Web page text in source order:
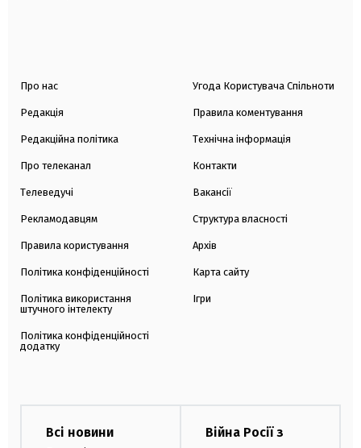
Про нас
Редакція
Редакційна політика
Про телеканал
Телеведучі
Рекламодавцям
Правила користування
Політика конфіденційності
Політика використання
штучного інтелекту
Політика конфіденційності
додатку
Угода Користувача Спільноти
Правила коментування
Технічна інформація
Контакти
Вакансії
Структура власності
Архів
Карта сайту
Ігри
Всі новини
Війна Росії з